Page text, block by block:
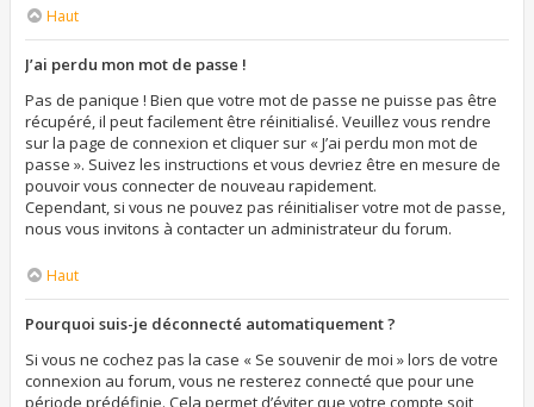
Haut
J’ai perdu mon mot de passe !
Pas de panique ! Bien que votre mot de passe ne puisse pas être
récupéré, il peut facilement être réinitialisé. Veuillez vous rendre
sur la page de connexion et cliquer sur « J’ai perdu mon mot de
passe ». Suivez les instructions et vous devriez être en mesure de
pouvoir vous connecter de nouveau rapidement.
Cependant, si vous ne pouvez pas réinitialiser votre mot de passe,
nous vous invitons à contacter un administrateur du forum.
Haut
Pourquoi suis-je déconnecté automatiquement ?
Si vous ne cochez pas la case « Se souvenir de moi » lors de votre
connexion au forum, vous ne resterez connecté que pour une
période prédéfinie. Cela permet d’éviter que votre compte soit